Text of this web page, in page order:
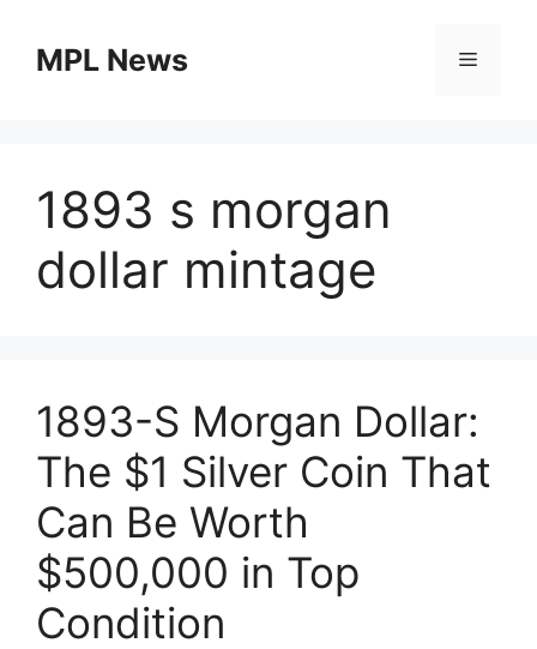
contentMPL News Menu
1893 s morgan
dollar mintage
1893-S Morgan Dollar:
The $1 Silver Coin That
Can Be Worth
$500,000 in Top
Condition